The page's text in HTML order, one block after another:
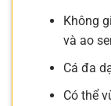
Không
và ao
Cá đa
Có thể